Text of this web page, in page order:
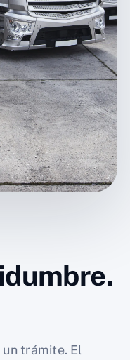
trámite. El